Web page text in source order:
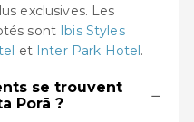
exclusives. Les
sont Ibis Styles
et Inter Park Hotel.
se trouvent
Porã ?
−